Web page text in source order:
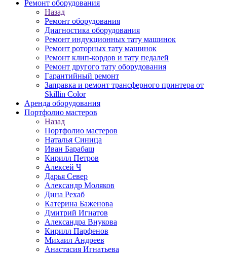
Ремонт оборудования
Назад
Ремонт оборудования
Диагностика оборудования
Ремонт индукционных тату машинок
Ремонт роторных тату машинок
Ремонт клип-кордов и тату педалей
Ремонт другого тату оборудования
Гарантийный ремонт
Заправка и ремонт трансферного принтера от
Skillin Color
Аренда оборудования
Портфолио мастеров
Назад
Портфолио мастеров
Наталья Синица
Иван Барабаш
Кирилл Петров
Алексей Ч
Дарья Север
Александр Моляков
Дина Рехаб
Катерина Баженова
Дмитрий Игнатов
Александра Внукова
Кирилл Парфенов
Михаил Андреев
Анастасия Игнатьева